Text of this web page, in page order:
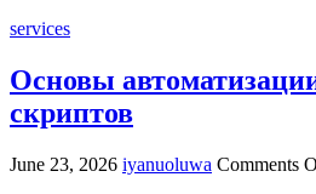
services
Основы
скриптов
June 23, 2026 iyanuoluwa Comments